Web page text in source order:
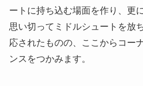
ートに持ち込む場面を作り、更
思い切ってミドルシュートを放
応されたものの、ここからコー
ンスをつかみます。